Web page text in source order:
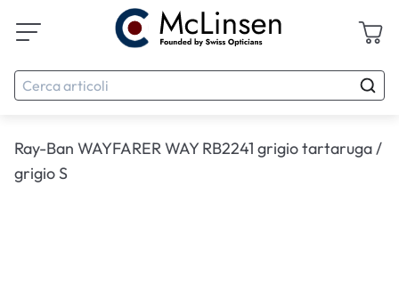
Ray-Ban WAYFARER WAY RB2241 grigio tartaruga /
grigio S